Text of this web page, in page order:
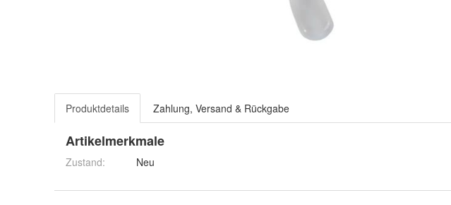
Produktdetails Zahlung, Versand & Rückgabe
Artikelmerkmale
Zustand: Neu